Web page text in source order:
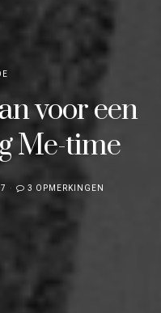
voor een
Me-time
3 OPMERKINGEN